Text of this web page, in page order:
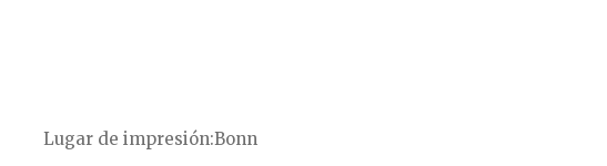
Lugar de impresión Bonn